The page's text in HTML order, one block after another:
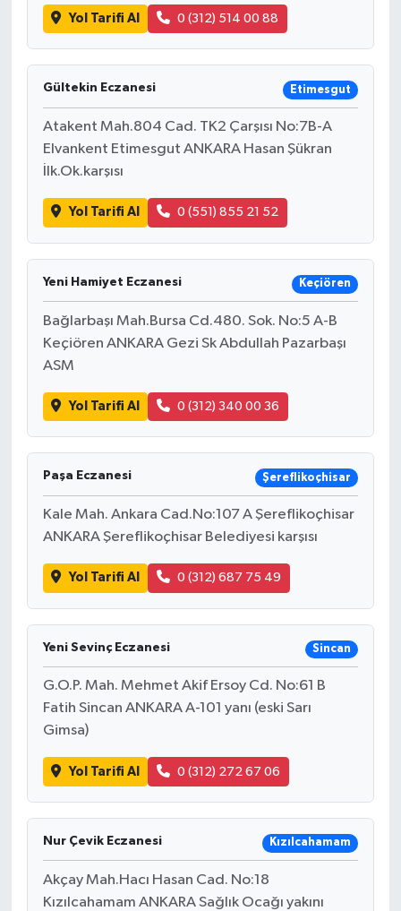
Yol Tarifi Al 0 (312) 514 00 88
Gültekin Eczanesi Etimesgut
Atakent Mah.804 Cad. TK2 Çarşısı No:7B-A
Elvankent Etimesgut ANKARA Hasan Şükran
İlk.Ok.karşısı
Yol Tarifi Al 0 (551) 855 21 52
Yeni Hamiyet Eczanesi Keçiören
Bağlarbaşı Mah.Bursa Cd.480. Sok. No:5 A-B
Keçiören ANKARA Gezi Sk Abdullah Pazarbaşı
ASM
Yol Tarifi Al 0 (312) 340 00 36
Paşa Eczanesi Şereflikoçhisar
Kale Mah. Ankara Cad.No:107 A Şereflikoçhisar
ANKARA Şereflikoçhisar Belediyesi karşısı
Yol Tarifi Al 0 (312) 687 75 49
Yeni Sevinç Eczanesi Sincan
G.O.P. Mah. Mehmet Akif Ersoy Cd. No:61 B
Fatih Sincan ANKARA A-101 yanı (eski Sarı
Gimsa)
Yol Tarifi Al 0 (312) 272 67 06
Nur Çevik Eczanesi Kızılcahamam
Akçay Mah.Hacı Hasan Cad. No:18
Kızılcahamam ANKARA Sağlık Ocağı yakını